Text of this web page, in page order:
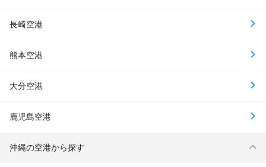
長崎空港
熊本空港
大分空港
鹿児島空港
沖縄の空港から探す